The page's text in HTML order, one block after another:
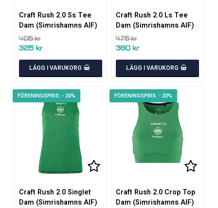
Lägg till i favoritlistan
Lägg till i favoritlistan
Craft Rush 2.0 Ss Tee
Dam (Simrishamns AIF)
405 kr
325 kr
LÄGG I VARUKORG
Lägg
Lägg
Craft Rush 2.0 Ls Tee
Dam (Simrishamns AIF)
475 kr
380 kr
LÄGG I VARUKORG
- 20%
Lägg till i favoritlistan
Lägg till i favoritlistan
Craft Rush 2.0 Singlet
Dam (Simrishamns AIF)
- 20%
Lägg
Lägg
Craft Rush 2.0 Crop Top
Dam (Simrishamns AIF)